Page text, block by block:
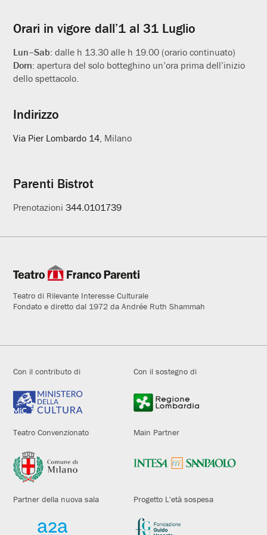
Orari in vigore dall’1 al 31 Luglio
Lun–Sab:dalle h 13.30 alle h 19.00 (orario continuato)
Dom:apertura del solo botteghino un’ora prima dell’inizio
dello spettacolo.
Indirizzo
Via Pier Lombardo 14, Milano
Parenti Bistrot
Prenotazioni344.0101739
Teatro di Rilevante Interesse Culturale
Fondato e diretto dal 1972 da Andrée Ruth Shammah
Con il contributo di Con il sostegno di
Teatro Convenzionato Main Partner
Partner della nuova sala Progetto L'età sospesa